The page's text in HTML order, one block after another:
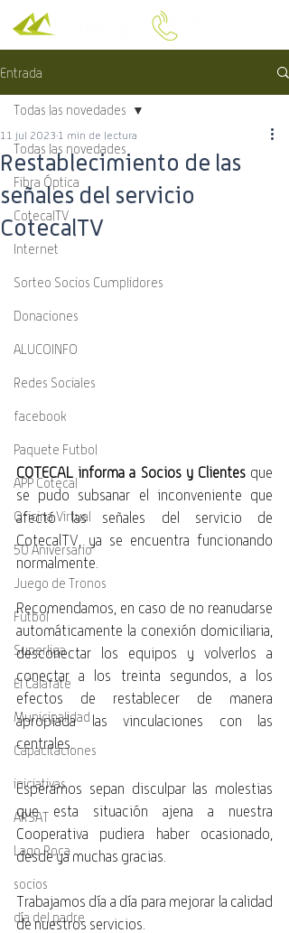
Entrada
Todas las novedades
Fibra Óptica
CotecalTV
Internet
Sorteo Socios Cumplidores
Donaciones
ALUCOINFO
Redes Sociales
facebook
Paquete Futbol
APP Cotecal
Oficina Virtual
50 Aniversario
Juego de Tronos
Futbol
Superliga
El Calafate
Municipalidad
Capacitaciones
iniciativas
ARSAT
Lago Roca
socios
día del padre
Todas las novedades
Restablecimiento de las
señales del servicio
CotecalTV
11 jul 2023 1 min de lectura
COTECAL informa a Socios y Clientes que
se pudo subsanar el inconveniente que
afectó las señales del servicio de
CotecalTV, ya se encuentra funcionando
normalmente.
Recomendamos, en caso de no reanudarse
automáticamente la conexión domiciliaria,
desconectar los equipos y volverlos a
conectar a los treinta segundos, a los
efectos de restablecer de manera
apropiada las vinculaciones con las
centrales.
Esperamos sepan disculpar las molestias
que esta situación ajena a nuestra
Cooperativa pudiera haber ocasionado,
desde ya muchas gracias.
Trabajamos día a día para mejorar la calidad
de nuestros servicios.